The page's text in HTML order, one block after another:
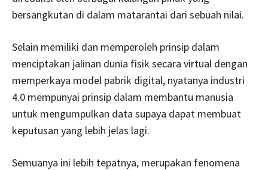
bersangkutan di dalam matarantai dari sebuah nilai.
Selain memiliki dan memperoleh prinsip dalam
menciptakan jalinan dunia fisik secara virtual dengan
memperkaya model pabrik digital, nyatanya industri
4.0 mempunyai prinsip dalam membantu manusia
untuk mengumpulkan data supaya dapat membuat
keputusan yang lebih jelas lagi.
Semuanya ini lebih tepatnya, merupakan fenomena